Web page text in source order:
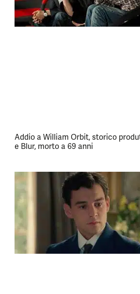
Addio a William Orbit, storico
e Blur, morto a 69 anni